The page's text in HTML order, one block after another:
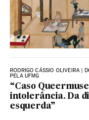
RODRIGO CÁSSIO OLIVEIRA |
PELA UFMG
“Caso
intolerância. Da
esquerda”